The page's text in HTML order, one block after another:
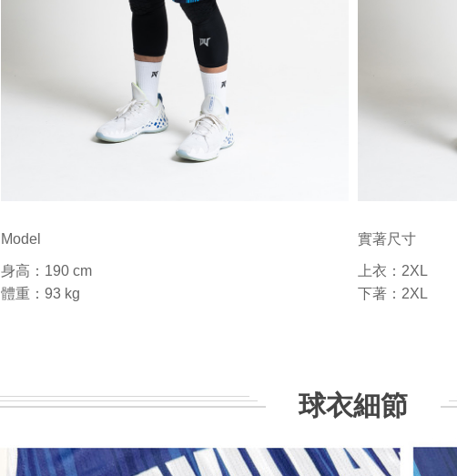
Model
身高：190 cm
體重：93 kg
實著尺寸
上衣：2XL
下著：2XL
球衣細節